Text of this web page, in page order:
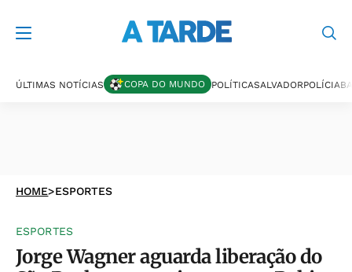
ÚLTIMAS NOTÍCIAS COPA DO MUNDO POLÍTICASALVADORPOLÍCIA
HOME>ESPORTES
ESPORTES
Jorge Wagner aguarda liberação do